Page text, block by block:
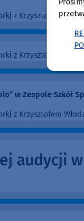
z Krzysztofem
z Krzysztofem
w Zespole Szkół
z Krzysztofem
audycji